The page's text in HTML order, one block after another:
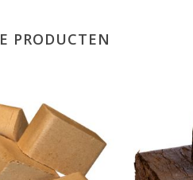
PRODUCTEN